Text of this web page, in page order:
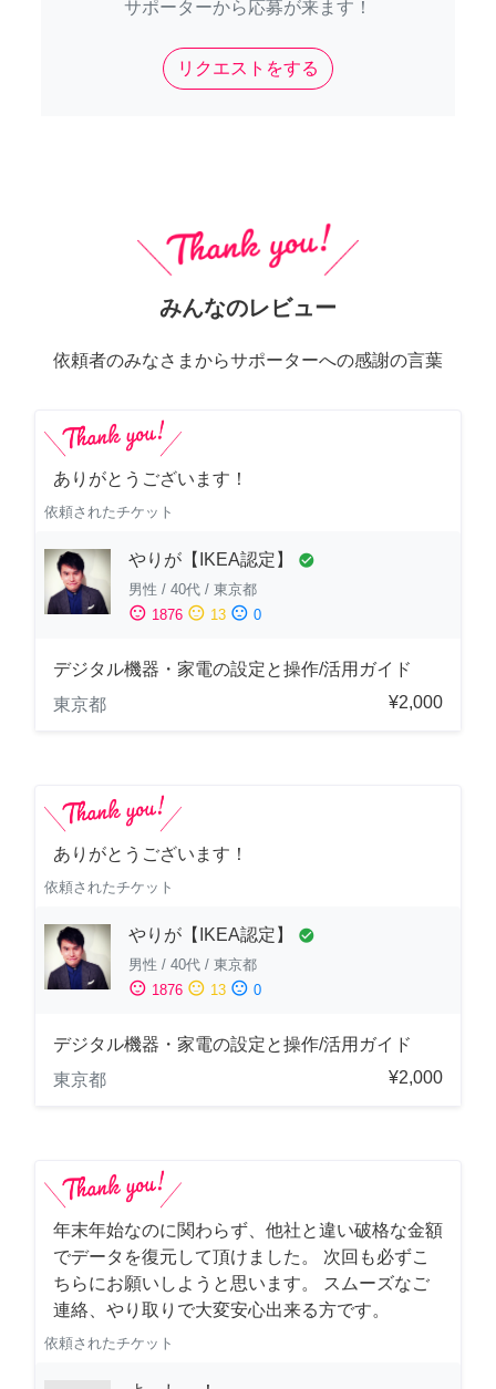
サポーターから応募が来ます！
リクエストをする
みんなのレビュー
依頼者のみなさまからサポーターへの感謝の言葉
ありがとうございます！
依頼されたチケット
やりが【IKEA認定】 check_circle
男性 / 40代 / 東京都
sentiment_satisfied 1876 sentiment_neutral 13 sentiment_dissatisfied 0
デジタル機器・家電の設定と操作/活用ガイド
東京都
¥2,000
ありがとうございます！
依頼されたチケット
やりが【IKEA認定】 check_circle
男性 / 40代 / 東京都
sentiment_satisfied 1876 sentiment_neutral 13 sentiment_dissatisfied 0
デジタル機器・家電の設定と操作/活用ガイド
東京都
¥2,000
年末年始なのに関わらず、他社と違い破格な金額
でデータを復元して頂けました。 次回も必ずこ
ちらにお願いしようと思います。 スムーズなご
連絡、やり取りで大変安心出来る方です。
依頼されたチケット